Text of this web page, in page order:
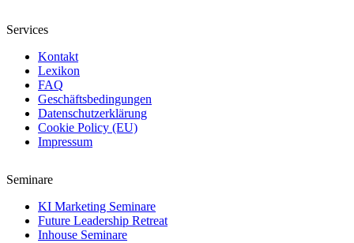
Services
Kontakt
Lexikon
FAQ
Geschäftsbedingungen
Datenschutzerklärung
Cookie Policy (EU)
Impressum
Seminare
KI Marketing Seminare
Future Leadership Retreat
Inhouse Seminare